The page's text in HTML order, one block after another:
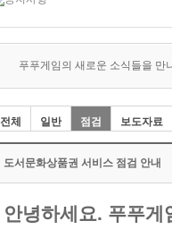
푸푸게임의 새로운 소식들을 만
전체 일반 점검 보도자료
도서문화상품권 서비스 점검 안내
안녕하세요. 푸푸게